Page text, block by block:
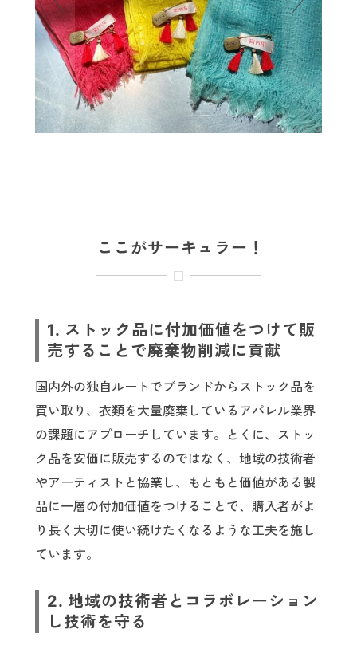
ここがサーキュラー！
1. ストック品に付加価値をつけて販
売することで廃棄物削減に貢献
国内外の独自ルートでブランドからストック品を
買い取り、衣類を大量廃棄しているアパレル業界
の課題にアプローチしています。とくに、ストッ
ク品を安価に販売するのではなく、地域の技術者
やアーティストと協業し、もともと価値がある製
品に一層の付加価値をつけることで、購入者がよ
り長く大切に使い続けたくなるような工夫を施し
ています。
2. 地域の技術者とコラボレーション
し技術を守る